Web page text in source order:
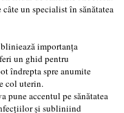
un specialist în sănătatea
importanța
un ghid pentru
îndrepta spre anumite
col uterin.
accentul pe sănătatea
și subliniind